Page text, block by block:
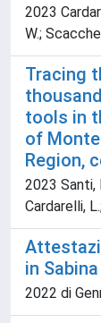
2023
W.;
Tracing
tools in
of
Region,
2023 Santi,
Cardarelli,
in Sabina
2022 di